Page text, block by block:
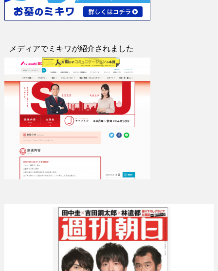
メディアでミキワが紹介されました